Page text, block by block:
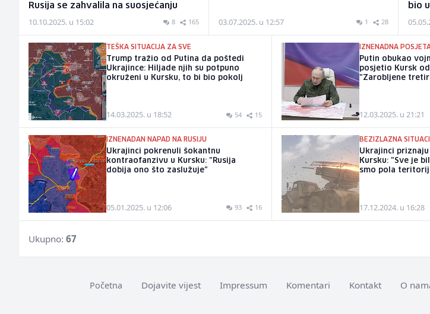
Rusija se zahvalila na suosjećanju
10.10.2025. u 15:02 8 165 03.07.2025. u 12:57 1 28
bio
TEŠKA SITUACIJA ZA SVE
Trump tražio od Putina da poštedi
Ukrajince: Hiljade njih su potpuno
okruženi u Kursku, to bi bio pokolj
14.03.2025. u 18:52 54 15
IZNENADNA
Putin obukao
posjetio Kursk
"Zarobljene
12.03.2025. u 21:21
IZNENADAN NAPAD NA RUSIJU
Ukrajinci pokrenuli šokantnu
kontraofanzivu u Kursku: "Rusija
dobija ono što zaslužuje"
05.01.2025. u 12:06 93 16
BEZIZLAZNA
Ukrajinci priznaju
Kursku: "Sve je
smo pola
17.12.2024. u 16:28
Ukupno: 67
Početna Dojavite vijest Impressum Komentari Kontakt O